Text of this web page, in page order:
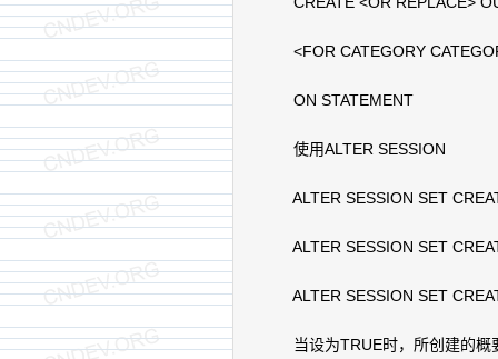
<FOR CATEGORY
ON STATEMENT
使用ALTER SESSION
ALTER SESSION SET
ALTER SESSION SET
ALTER SESSION SET
当设为TRUE时，所创建的概